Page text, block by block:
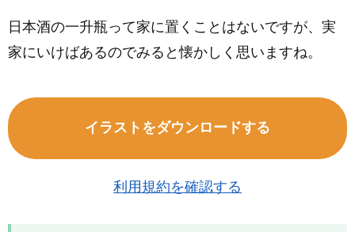
日本酒の一升瓶って家に置くことはないですが、実
家にいけばあるのでみると懐かしく思いますね。
イラストをダウンロードする
利用規約を確認する